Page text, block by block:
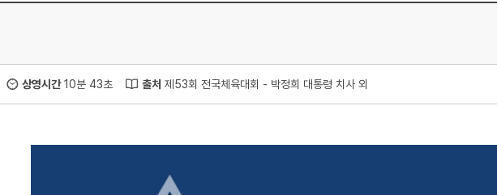
상영시간10분 43초 출처 제53회 전국체육대회 - 박정희 대통령 치사 외